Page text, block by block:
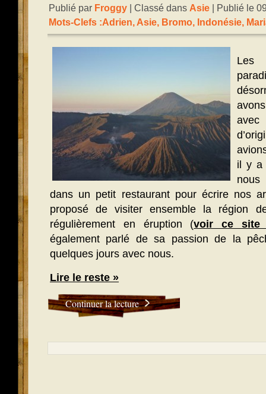
Publié par Froggy | Classé dans Asie | Publié le
Mots-Clefs :Adrien, Asie, Bromo, Indonésie,
avec
il y a
dans un petit restaurant pour écrire nos
proposé de visiter ensemble la région
régulièrement en éruption (voir ce site
également parlé de sa passion de la
quelques jours avec nous.
Lire le reste »
Continuer la lecture